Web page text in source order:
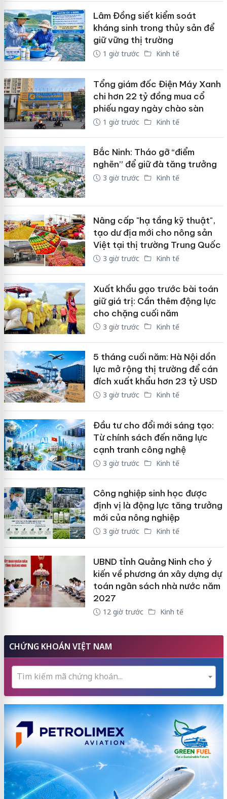
Lâm Đồng siết kiểm soát
kháng sinh trong thủy sản để
giữ vững thị trường
1 giờ trước Kinh tế
Tổng giám đốc Điện Máy Xanh
chi hơn 22 tỷ đồng mua cổ
phiếu ngay ngày chào sàn
1 giờ trước Kinh tế
Bắc Ninh: Tháo gỡ “điểm
nghẽn” để giữ đà tăng trưởng
3 giờ trước Kinh tế
Nâng cấp "hạ tầng kỹ thuật",
tạo dư địa mới cho nông sản
Việt tại thị trường Trung Quốc
3 giờ trước Kinh tế
Xuất khẩu gạo trước bài toán
giữ giá trị: Cần thêm động lực
cho chặng cuối năm
3 giờ trước Kinh tế
5 tháng cuối năm: Hà Nội dồn
lực mở rộng thị trường để cán
đích xuất khẩu hơn 23 tỷ USD
3 giờ trước Kinh tế
Đầu tư cho đổi mới sáng tạo:
Từ chính sách đến năng lực
cạnh tranh công nghệ
3 giờ trước Kinh tế
Công nghiệp sinh học được
định vị là động lực tăng trưởng
mới của nông nghiệp
3 giờ trước Kinh tế
UBND tỉnh Quảng Ninh cho ý
kiến về phương án xây dựng dự
toán ngân sách nhà nước năm
2027
12 giờ trước Kinh tế
CHỨNG KHOÁN VIỆT NAM
Tìm kiếm mã chứng khoán...